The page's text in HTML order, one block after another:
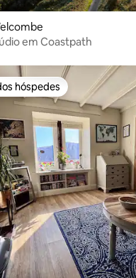
em Coastpath
preferidos dos hóspedes
hóspedes